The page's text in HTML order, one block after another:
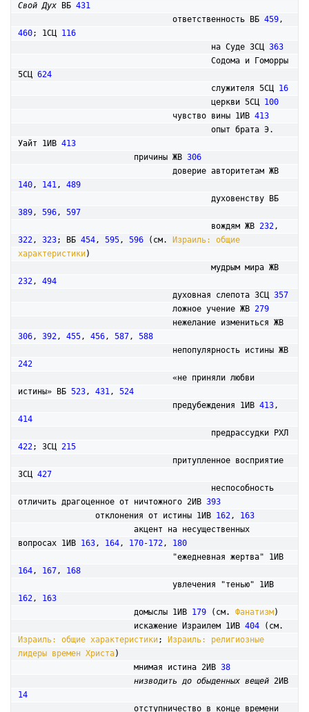
Свой Дух ВБ 431
				ответственность ВБ
459
460; 1СЦ 116
					на Суде 3СЦ
363
5СЦ 624
					служителя 5СЦ
16
					церкви 5СЦ
100
				чувство вины 1ИВ
413
Уайт 1ИВ 413
			причины ЖВ
306
140, 141, 489
389, 596, 597
					вождям ЖВ
232
322, 323; ВБ 454, 595, 596 (см.
Израиль: общие
характеристики)
232, 494
				духовная слепота 3СЦ
357
				ложное учение ЖВ
279
306, 392, 455, 456, 587, 588
242
истины» ВБ 523, 431, 524
				предубеждения 1ИВ
413
414
422; 3СЦ 215
3СЦ 427
отличить драгоценное от ничтожного 2ИВ 393
		отклонения от истины 1ИВ
162, 163
вопросах 1ИВ 163, 164, 170-172, 180
164, 167, 168
162, 163
			домыслы 1ИВ
179 (см. Фанатизм)
			искажение Израилем 1ИВ
404
Израиль: общие характеристики;
Израиль: религиозные
лидеры времен Христа)
			мнимая истина 2ИВ
38
низводить до обыденных вещей
14